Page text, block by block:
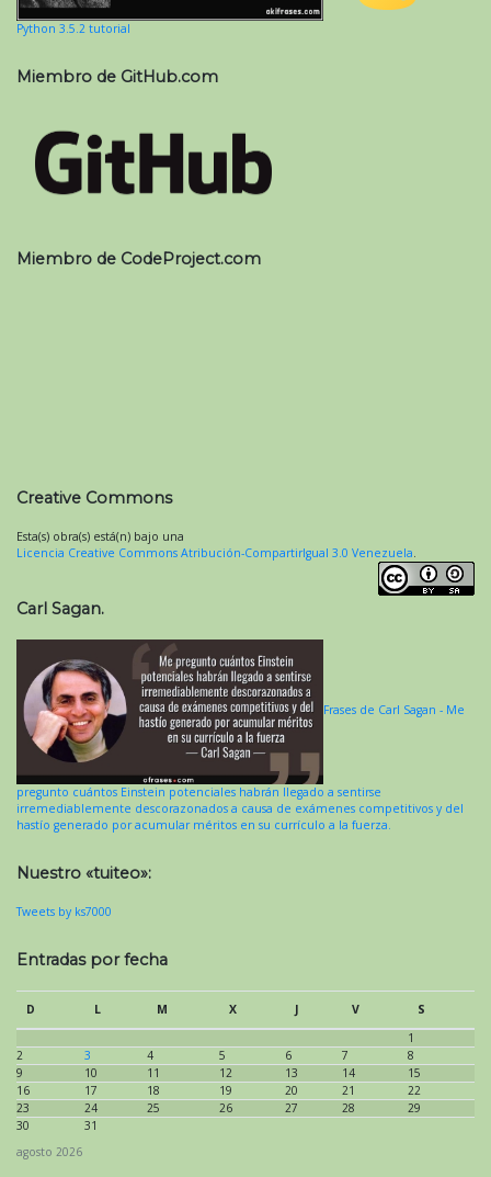
Python 3.5.2 tutorial
Miembro de GitHub.com
Miembro de CodeProject.com
Creative Commons
Esta(s) obra(s) está(n) bajo una
Licencia Creative Commons Atribución-CompartirIgual 3.0 Venezuela
Carl Sagan.
Frases de Carl Sagan - Me
pregunto cuántos Einstein potenciales habrán llegado a sentirse
irremediablemente descorazonados a causa de exámenes competitivos y del
hastío generado por acumular méritos en su currículo a la fuerza.
Nuestro «tuiteo»:
Tweets by ks7000
Entradas por fecha
agosto 2026
D L M X J V
S
1
2
3 4 5 6 7
8
9
10 11 12 13 14
15
16
17 18 19 20 21
22
23
24 25 26 27 28
29
30
31